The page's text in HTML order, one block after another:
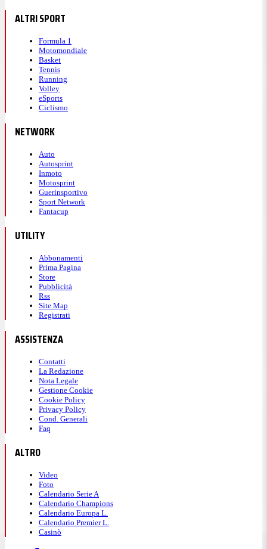
ALTRI SPORT
Formula 1
Motomondiale
Basket
Tennis
Running
Volley
eSports
Ciclismo
NETWORK
Auto
Autosprint
Inmoto
Motosprint
Guerinsportivo
Sport Network
Fantacup
UTILITY
Abbonamenti
Prima Pagina
Store
Pubblicità
Rss
Site Map
Registrati
ASSISTENZA
Contatti
La Redazione
Nota Legale
Gestione Cookie
Cookie Policy
Privacy Policy
Cond. Generali
Faq
ALTRO
Video
Foto
Calendario Serie A
Calendario Champions
Calendario Europa L.
Calendario Premier L.
Casinò